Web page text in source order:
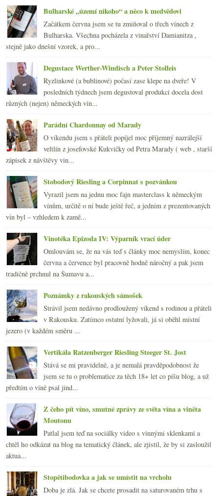
►června
►května
►dubna(20)
března(23)
►února(20)
►ledna (21)
►2010(249)
►2009(249)
►2008(270)
►2007(108)
Bulharské „území nikoho“ a něco k medvědovi
Začátkem června jsem se tu zmiňoval o třech vínech z
Bulharska. Všechna pocházela z vinařství Damianitza ,
stejně jako dnešní vzorek, a pro...
Degustace Werther-Windisch a Peter Stolleis
Ryzlinkové (a bublinové) počasí zase klepe na dveře! V
posledních týdnech jsem degustoval produkci docela dost
různých (nejen) německých vin...
Parádní Chardonnay od Marady
O víkendu jsem s přáteli popíjel moc příjemný nazrálejší
veltlín z josefovské Kukvičky od Petra Marady ( web , starší
zápisek z návštěvy vin...
Stobodový Riesling a Corpinnat s pozvánkou
Vyrazil jsem na jednu moc fajn masterclass k německým
vínům, určitě o ní bude ještě řeč, a jedním z prezentovaných
vín byl – vzhledem k zamě...
Vinotéka Epizoda IV: Výparník vrací úder
Omlouvám se, že na vás teď s články moc nemyslím, konec
června a července byl pracovně hodně náročný a pak jsem
tradičně prchnul na Šumavu a...
Poznámky z rakouských sámošek
Strávil jsem nedávno prodloužený víkend s rodinou a přáteli
v Rakousku. Zatímco ostatní lyžovali, já si oběhl místní
jezero (v každém směru ...
Vertikála Ratzenberger Riesling Steeger St. Jost
Stává se mi pravidelně, a je nemalá pravděpodobnost že
jsem se tu o problematice za těch 18+ let co píšu blog, a už
předtím o víně psal jind...
Z čeho pít víno, smutné zprávy ze světa vína a viněta
Moutonu
Patlal jsem teď na sociálky video s vinnými sklenkami a
chtěl ho odkázat na blog na tematický článek, ale zjistil, že by si zasloužil
aktua...
Stopětibodovka a jak se umístit na vrcholu
Doba je zlá. Jak se chcete prosadit na saturovaném trhu s